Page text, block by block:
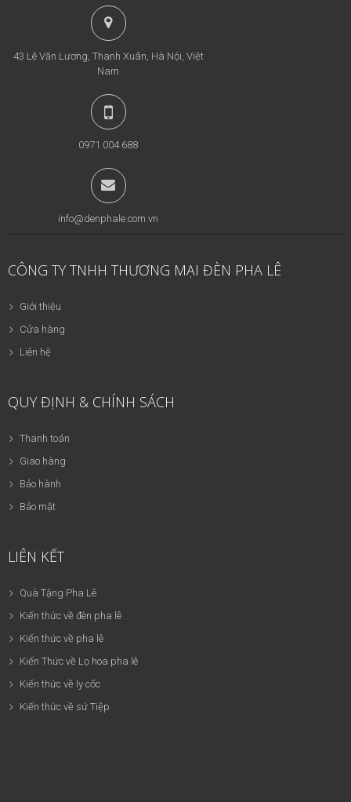
43 Lê Văn Lương, Thanh Xuân, Hà Nội, Việt
Nam
0971 004 688
info@denphale.com.vn
CÔNG TY TNHH THƯƠNG MẠI ĐÈN PHA LÊ
Giới thiệu
Cửa hàng
Liên hệ
QUY ĐỊNH & CHÍNH SÁCH
Thanh toán
Giao hàng
Bảo hành
Bảo mật
LIÊN KẾT
Quà Tặng Pha Lê
Kiến thức về đèn pha lê
Kiến thức về pha lê
Kiến Thức về Lọ hoa pha lê
Kiến thức về ly cốc
Kiến thức về sứ Tiệp